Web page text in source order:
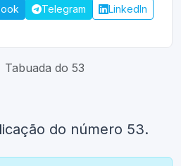
Telegram
LinkedIn
Tabuada do 53
do número 53.